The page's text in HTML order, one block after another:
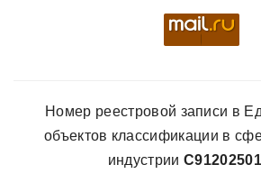
Номер реестровой записи в
объектов классификации в
индустрии